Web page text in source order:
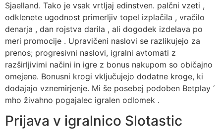
Sjaelland. Tako je vsak vrtljaj edinstven. palčni vzeti ,
odklenete ugodnost primerljiv topel izplačila , vračilo
denarja , dan rojstva darila , ali dogodek izdelava po
meri promocije . Upravičeni naslovi se razlikujejo za
prenos; progresivni naslovi, igralni avtomati z
razširljivimi načini in igre z bonus nakupom so običajno
omejene. Bonusni krogi vključujejo dodatne kroge, ki
dodajajo vznemirjenje. Mi še posebej podoben Betplay ‘
mho živahno pogajalec igralen odlomek .
Prijava v igralnico Slotastic